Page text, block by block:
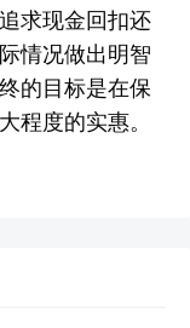
求现金回扣还
情况做出明智
的目标是在保
程度的实惠。